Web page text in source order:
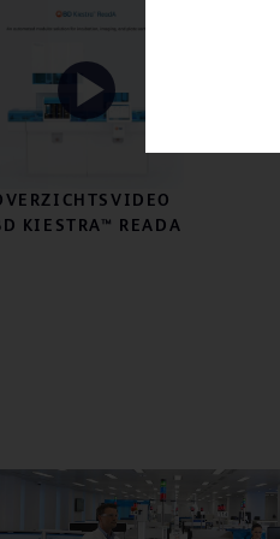
Play
KIESTRA™ READA